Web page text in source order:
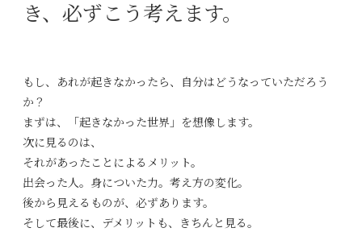
き、必ずこう考えます。
もし、あれが起きなかったら、自分はどうなっていただろう
か？
まずは、「起きなかった世界」を想像します。
次に見るのは、
それがあったことによるメリット。
出会った人。身についた力。考え方の変化。
後から見えるものが、必ずあります。
そして最後に、デメリットも、きちんと見る。